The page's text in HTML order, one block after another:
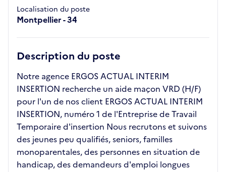
Localisation du poste
Montpellier - 34
Description du poste
Notre agence ERGOS ACTUAL INTERIM
INSERTION recherche un aide maçon VRD (H/F)
pour l'un de nos client ERGOS ACTUAL INTERIM
INSERTION, numéro 1 de l'Entreprise de Travail
Temporaire d'insertion Nous recrutons et suivons
des jeunes peu qualifiés, seniors, familles
monoparentales, des personnes en situation de
handicap, des demandeurs d'emploi longues